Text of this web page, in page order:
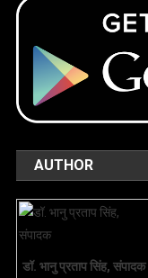
AUTHOR
डॉ. भानु प्रताप सिंह, संपादक